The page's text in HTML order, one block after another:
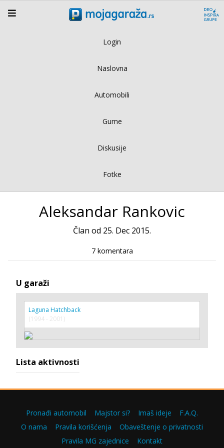
Login
Naslovna
Automobili
Gume
Diskusije
Fotke
Aleksandar Rankovic
Član od 25. Dec 2015.
7 komentara
U garaži
Laguna Hatchback
(1994 - 2001)
Lista aktivnosti
Pronađi automobil Majstor si? Imaš ideje
F.A.Q.
O nama
Pravila korišćenja
Obaveštenje o privatnosti
Pravila MG zajednice
Kontakt